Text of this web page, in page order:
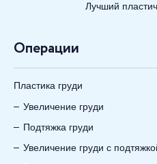
Лучший
Операции
Пластика груди
Увеличение груди
Подтяжка груди
Увеличение груди с